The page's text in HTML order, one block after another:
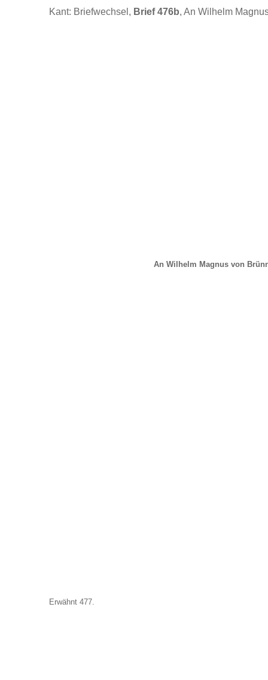
Kant: Briefwechsel, Brief 476b, An Wilhelm
An Wilhelm Magnus von
Erwähnt 477.